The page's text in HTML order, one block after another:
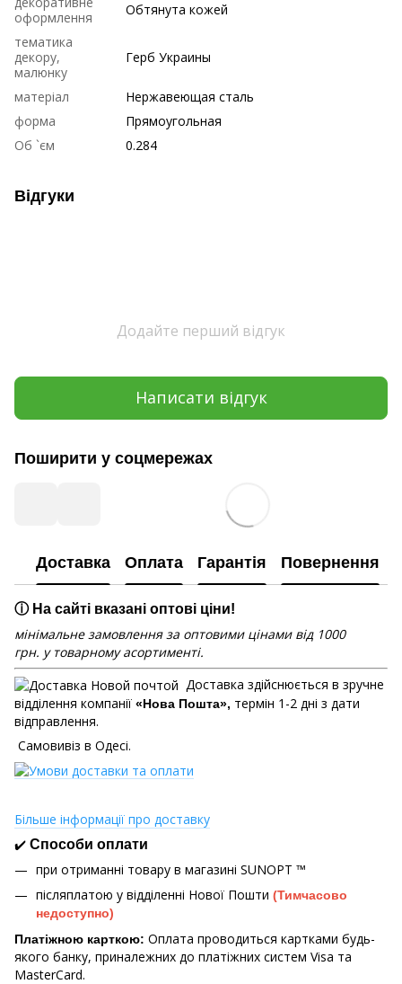
оформлення
Обтянута кожей
тематика
декору,
малюнку
Герб Украины
матеріал
Нержавеющая сталь
форма
Прямоугольная
Об `єм
0.284
Відгуки
Додайте перший відгук
Написати відгук
Поширити у соцмережах
Доставка Оплата Гарантія Повернення
ⓘ На сайті вказані оптові ціни!
мінімальне замовлення за оптовими цінами від 1000
грн. у товарному асортименті.
Доставка здійснюється в зручне
відділення компанії «Нова Пошта», термін 1-2 дні з дати
відправлення.
Самовивіз в Одесі.
Більше інформації про доставку
✔️ Способи оплати
при отриманні товару в магазині SUNOPT ™
післяплатою у відділенні Нової Пошти (Тимчасово
недоступно)
Платіжною карткою: Оплата проводиться картками будь-
якого банку, приналежних до платіжних систем Visa та
MasterCard.